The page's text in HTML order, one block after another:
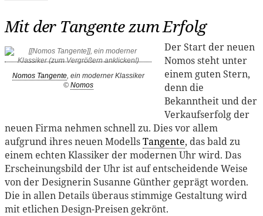
Mit der Tangente zum Erfolg
Nomos Tangente, ein moderner Klassiker
© Nomos
Der Start der neuen
Nomos steht unter
einem guten Stern,
denn die
Bekanntheit und der
Verkaufserfolg der
neuen Firma nehmen schnell zu. Dies vor allem
aufgrund ihres neuen ModellsTangente, das bald zu
einem echten Klassiker der modernen Uhr wird. Das
Erscheinungsbild der Uhr ist auf entscheidende Weise
von der Designerin Susanne Günther geprägt worden.
Die in allen Details überaus stimmige Gestaltung wird
mit etlichen Design-Preisen gekrönt.